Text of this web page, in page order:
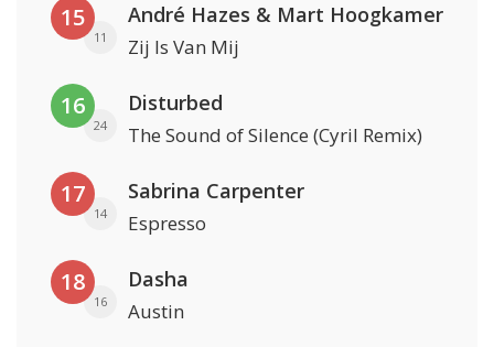
15
11
André Hazes & Mart Hoogkamer
Zij Is Van Mij
16
24
Disturbed
The Sound of Silence (Cyril Remix)
17
14
Sabrina Carpenter
Espresso
18
16
Dasha
Austin